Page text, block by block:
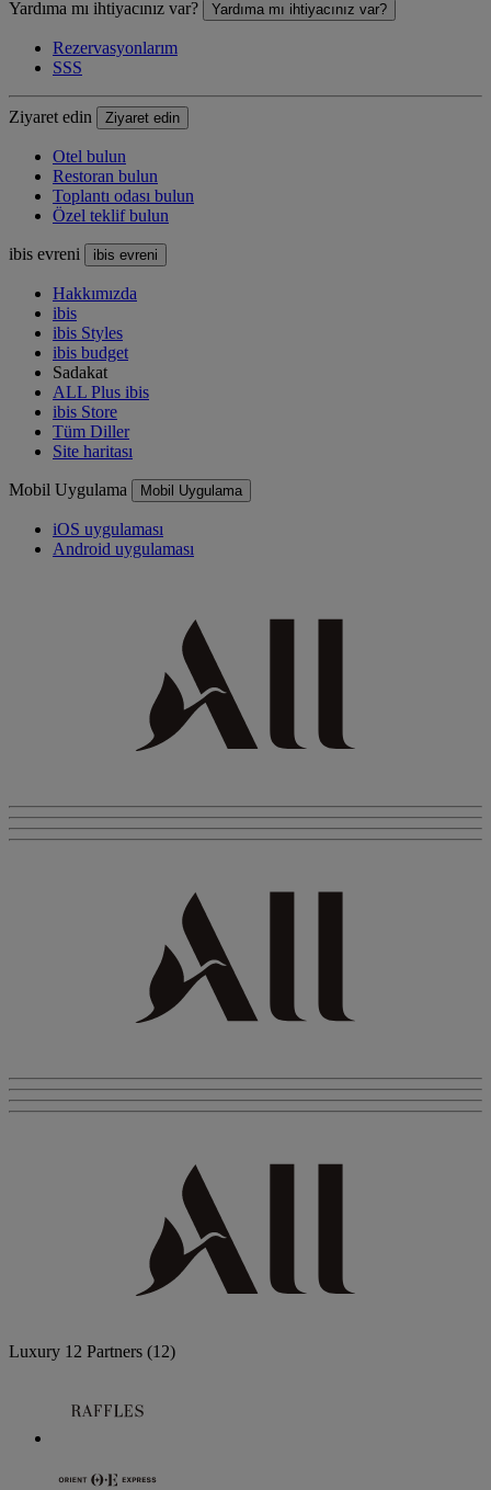
Yardıma mı ihtiyacınız var? Yardıma mı ihtiyacınız var?
Rezervasyonlarım
SSS
Ziyaret edin Ziyaret edin
Otel bulun
Restoran bulun
Toplantı odası bulun
Özel teklif bulun
ibis evreni ibis evreni
Hakkımızda
ibis
ibis Styles
ibis budget
Sadakat
ALL Plus ibis
ibis Store
Tüm Diller
Site haritası
Mobil Uygulama Mobil Uygulama
iOS uygulaması
Android uygulaması
Luxury 12 Partners (12)